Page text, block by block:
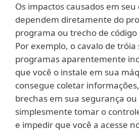
Os impactos causados em
dependem diretamente do
programa ou trecho de
Por exemplo, o cavalo de tróia
programas aparentemente
que você o instale em sua
consegue coletar
brechas em sua segurança ou
simplesmente tomar o
e impedir que você a acesse